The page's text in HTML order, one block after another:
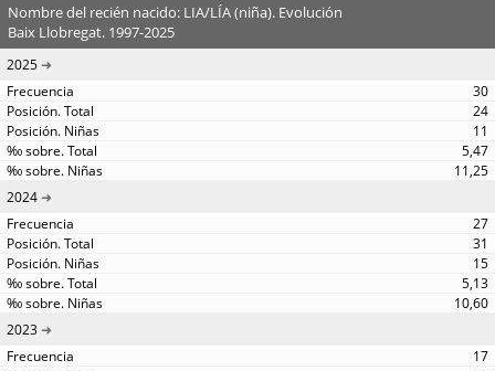
Nombre del recién nacido: LIA/LÍA (niña). Evolución
Baix Llobregat. 1997-2025
2025
30
24
11
5,47
11,25
2024
27
31
15
5,13
10,60
2023
17